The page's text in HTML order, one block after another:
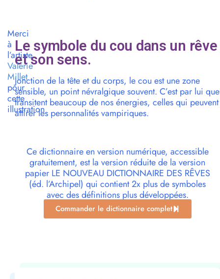
Le symbole du cou dans un rêve
et son sens.
Jonction de la tête et du corps, le cou est une zone
sensible, un point névralgique souvent. C’est par lui que
transitent beaucoup de nos énergies, celles qui peuvent
attirer les personnalités vampiriques.
Ce dictionnaire en version numérique, accessible
gratuitement, est la version réduite de la version
papier LE NOUVEAU DICTIONNAIRE DES RÊVES
(éd. l’Archipel) qui contient 2x plus de symboles
avec des définitions plus développées.
Commander le dictionnaire complet
Merci
à
l’artiste
Valérie
Millet
pour
cette
illustration